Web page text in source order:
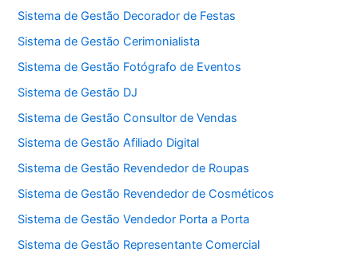
Sistema de Gestão Decorador de Festas
Sistema de Gestão Cerimonialista
Sistema de Gestão Fotógrafo de Eventos
Sistema de Gestão DJ
Sistema de Gestão Consultor de Vendas
Sistema de Gestão Afiliado Digital
Sistema de Gestão Revendedor de Roupas
Sistema de Gestão Revendedor de Cosméticos
Sistema de Gestão Vendedor Porta a Porta
Sistema de Gestão Representante Comercial